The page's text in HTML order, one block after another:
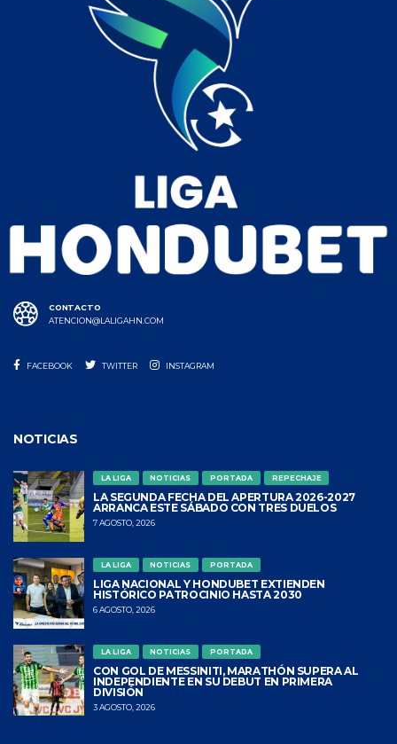
CONTACTO
ATENCION@LALIGAHN.COM
FACEBOOK TWITTER INSTAGRAM
NOTICIAS
LA LIGA NOTICIAS PORTADA REPECHAJE
LA SEGUNDA FECHA DEL APERTURA 2026-2027
ARRANCA ESTE SÁBADO CON TRES DUELOS
7 AGOSTO, 2026
LA LIGA NOTICIAS PORTADA
LIGA NACIONAL Y HONDUBET EXTIENDEN
HISTÓRICO PATROCINIO HASTA 2030
6 AGOSTO, 2026
LA LIGA NOTICIAS PORTADA
CON GOL DE MESSINITI, MARATHÓN SUPERA AL
INDEPENDIENTE EN SU DEBUT EN PRIMERA
DIVISIÓN
3 AGOSTO, 2026